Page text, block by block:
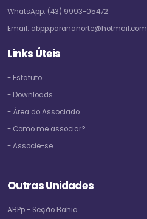
WhatsApp: (43) 9993-05472
Email: abpp.parananorte@hotmail.com
Links Úteis
- Estatuto
- Downloads
- Área do Associado
- Como me associar?
- Associe-se
Outras Unidades
ABPp - Seção Bahia